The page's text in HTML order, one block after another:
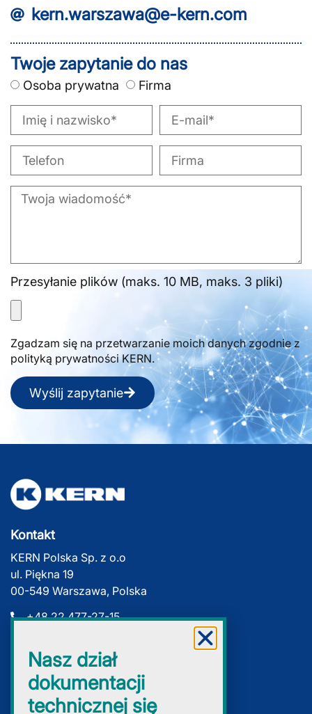
kern.warszawa@e-kern.com
Twoje zapytanie do nas
Osoba prywatna Firma
Przesyłanie plików (maks. 10 MB, maks. 3 pliki)
Zgadzam się na przetwarzanie moich danych zgodnie z
polityką prywatności KERN.
Wyślij zapytanie
Kontakt
KERN Polska Sp. z o.o
ul. Piękna 19
00-549 Warszawa, Polska
+48 22 477-27-15
kern.warszawa@e-kern.com
Nasz dział
dokumentacji
technicznej się